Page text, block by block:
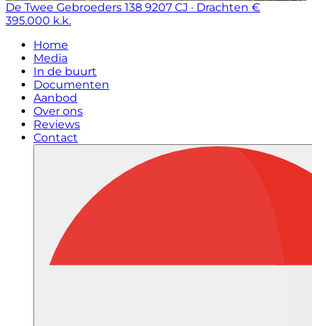
De Twee Gebroeders 138 9207 CJ · Drachten €
395.000 k.k.
Home
Media
In de buurt
Documenten
Aanbod
Over ons
Reviews
Contact